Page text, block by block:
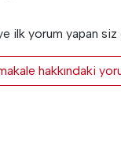
ilk yorum yapan siz
hakkındaki